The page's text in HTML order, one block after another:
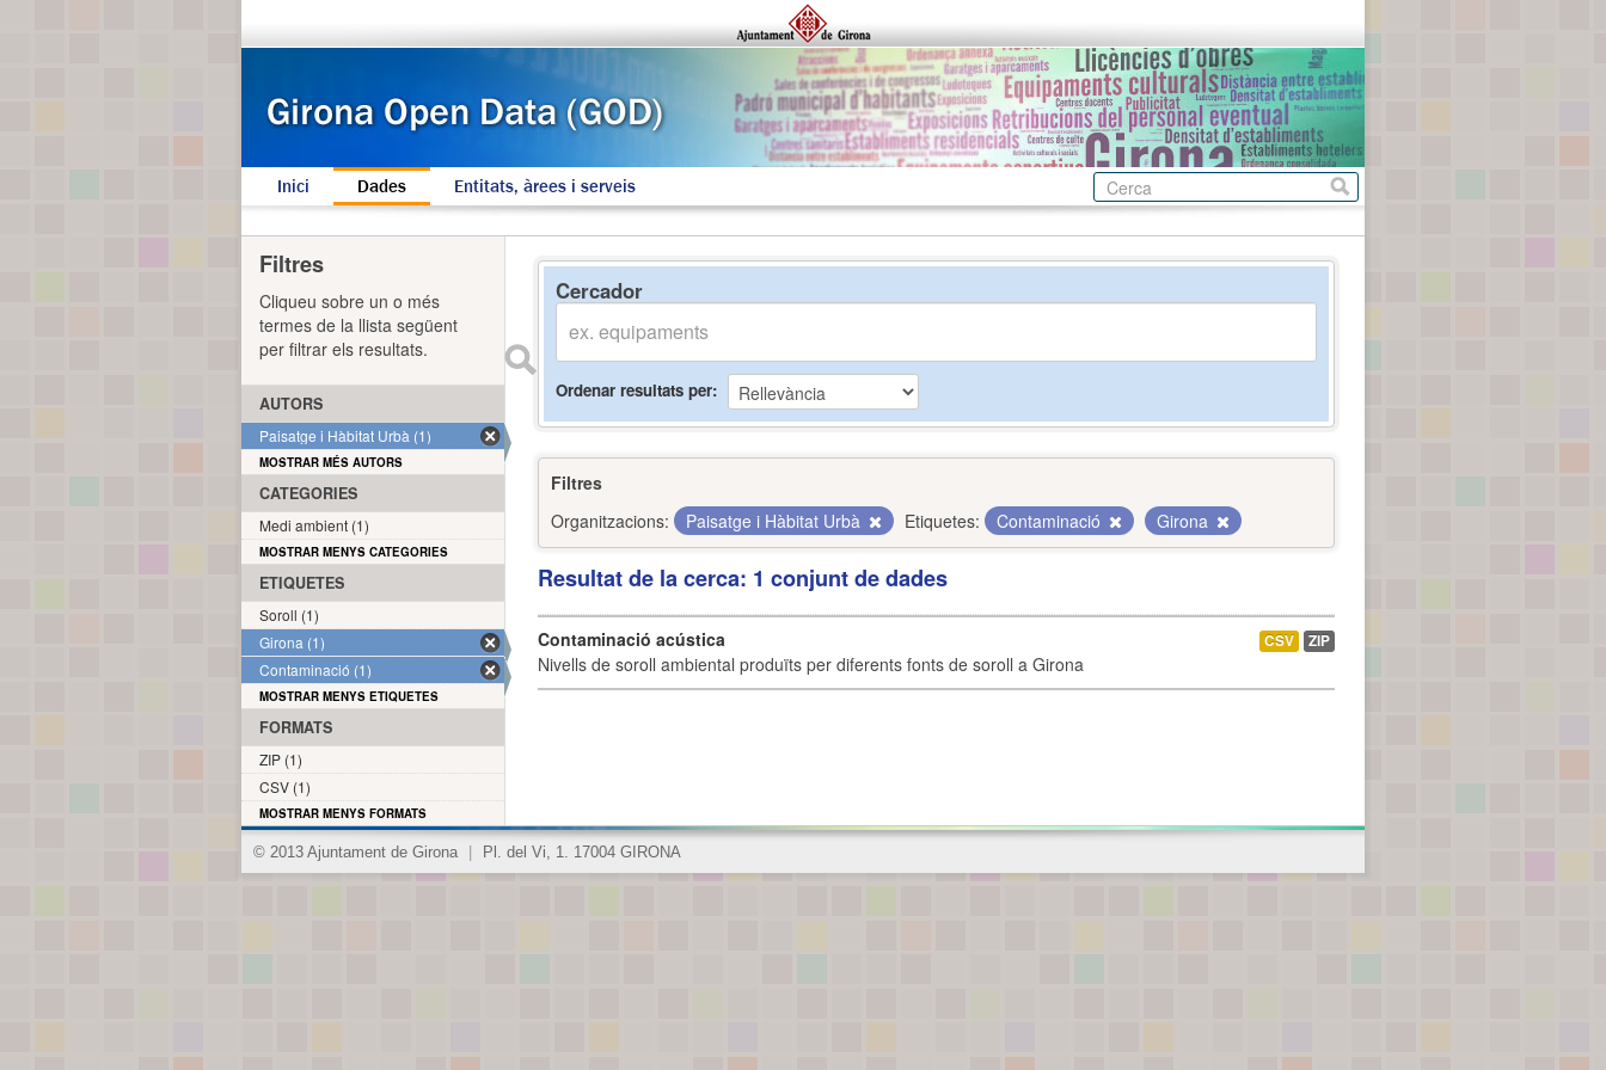
Inici Dades Entitats, àrees i serveis
Cercador
Ordenar resultats per
Filtres
Organitzacions:
Paisatge i Hàbitat Urbà Etiquetes: Contaminació Girona
Resultat de la cerca: 1 conjunt de dades
Contaminació acústica
Nivells de soroll ambiental produïts per diferents fonts de soroll a Girona
CSV ZIP
Filtres
Cliqueu sobre un o més
termes de la llista següent
per filtrar els resultats.
AUTORS
Paisatge i Hàbitat Urbà (1)
MOSTRAR MÉS AUTORS
CATEGORIES
Medi ambient (1)
MOSTRAR MENYS CATEGORIES
ETIQUETES
Soroll (1)
Girona (1)
Contaminació (1)
MOSTRAR MENYS ETIQUETES
FORMATS
ZIP (1)
CSV (1)
MOSTRAR MENYS FORMATS
© 2013 Ajuntament de Girona Pl. del Vi, 1. 17004 GIRONA